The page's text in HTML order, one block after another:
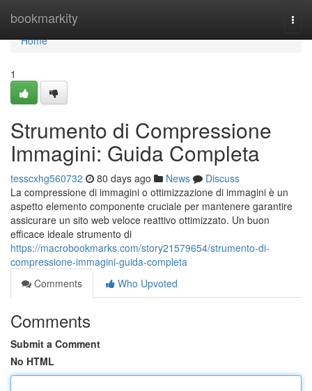
bookmarkity
Home
Home
1
Strumento di Compressione
Immagini: Guida Completa
tesscxhg560732 80 days ago News
Discuss
La compressione di immagini o ottimizzazione di immagini è un
aspetto elemento componente cruciale per mantenere garantire
assicurare un sito web veloce reattivo ottimizzato. Un buon
efficace ideale strumento di
https://macrobookmarks.com/story21579654/strumento-di-
compressione-immagini-guida-completa
Comments
Who Upvoted
Comments
Submit a Comment
No HTML